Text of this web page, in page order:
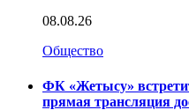
08.08.26
Общество
ФК «Жетысу»
прямая трансляция